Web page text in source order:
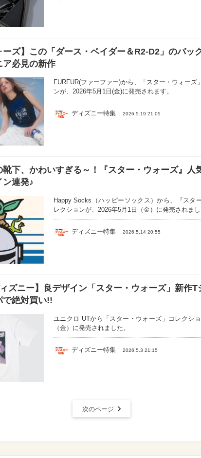
ーズ】この「ダース・ベイダー＆R2-D2」のバッ
必見の新作
FURFUR(ファーファー)から、「スター・ウォーズ
ンが、2026年5月1日(金)に発売されます。
ディズニー特集 2026.5.19 21:05
靴下、かわいすぎる～！『スター・ウォーズ』人
ン連発♪
Happy Socks（ハッピーソックス）から、『スタ
レクションが、2026年5月1日（金）に発売されまし
ディズニー特集 2026.5.14 20:55
ズニー】良デザイン「スター・ウォーズ」新作T
で絶対買い!!
ユニクロ UTから「スター・ウォーズ」コレクシ
（金）に発売されました。
ディズニー特集 2026.5.3 21:15
次のページ